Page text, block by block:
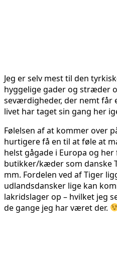
Jeg er selv mest til den
hyggelige gader og stræder
seværdigheder, der nemt får
livet har taget sin gang her
Følelsen af at kommer over
hurtigere få en til at føle at
helst gågade i Europa og
butikker/kæder som danske
mm. Fordelen ved af Tiger
udlandsdansker lige kan
lakridslager op – hvilket jeg
de gange jeg har været der.